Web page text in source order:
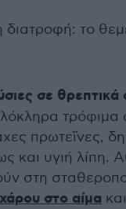
διατροφή: το
σε θρεπτικά
πρωτεΐνες,
και υγιή λίπη.
στη
στο αίμα